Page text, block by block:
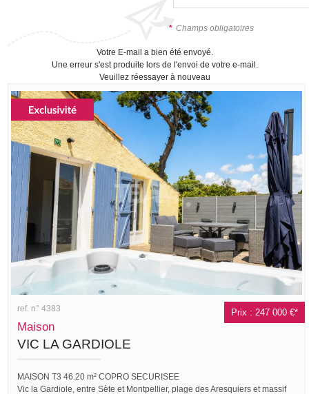
* Champs obligatoires
Votre E-mail a bien été envoyé.
Une erreur s'est produite lors de l'envoi de votre e-mail.
Veuillez réessayer à nouveau
Prix : 247 000 €*
ref. n° 4383
Maison
VIC LA GARDIOLE
MAISON T3 46.20 m² COPRO SECURISEE
Vic la Gardiole, entre Sète et Montpellier, plage des Aresquiers et massif